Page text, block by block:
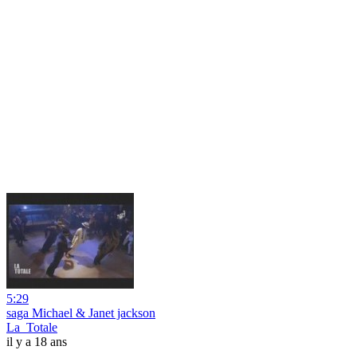
5:29
saga Michael & Janet jackson
La_Totale
il y a 18 ans